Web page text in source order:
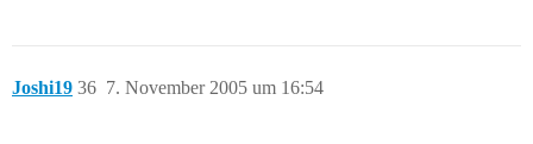
Joshi19 7. November 2005 um 16:54
36